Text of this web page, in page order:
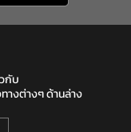
กับ
างต่างๆ ด้านล่าง